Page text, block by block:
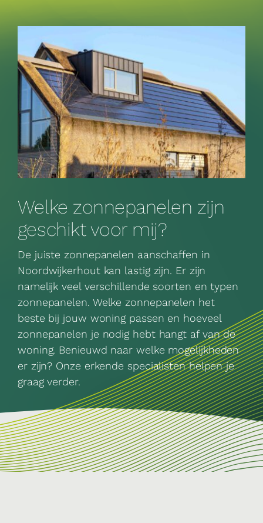
Welke zonnepanelen zijn
geschikt voor mij?
De juiste zonnepanelen aanschaffen in
Noordwijkerhout kan lastig zijn. Er zijn
namelijk veel verschillende soorten en typen
zonnepanelen. Welke zonnepanelen het
beste bij jouw woning passen en hoeveel
zonnepanelen je nodig hebt hangt af van de
woning. Benieuwd naar welke mogelijkheden
er zijn? Onze erkende specialisten helpen je
graag verder.